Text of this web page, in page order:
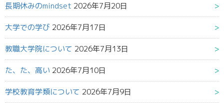
長期休みのmindset 2026年7月20日
大学での学び 2026年7月17日
教職大学院について 2026年7月13日
た、た、高い 2026年7月10日
学校教育学類について 2026年7月9日